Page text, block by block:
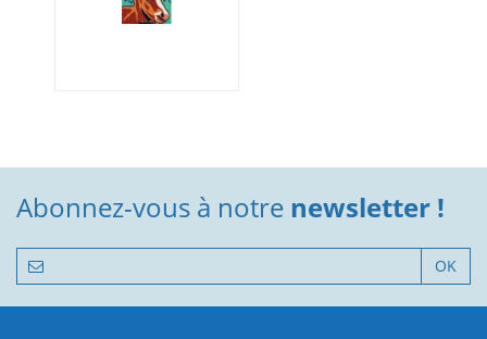
Abonnez-vous à notre newsletter !
OK